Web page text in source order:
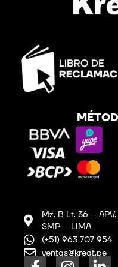
Mz. B Lt. 36 –
SMP – LIMA
(+51) 963 707 954
ventas@kreat.pe